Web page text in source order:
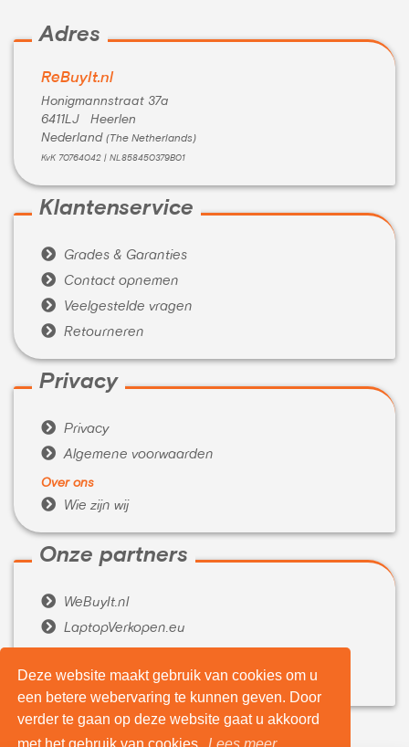
Deze website maakt gebruik van cookies om u
een betere webervaring te kunnen geven. Door
verder te gaan op deze website gaat u akkoord
Adres
ReBuyIt.nl
Honigmannstraat 37a
6411LJ Heerlen
Nederland (The Netherlands)
KvK 70764042 | NL858450379B01
Klantenservice
 Grades & Garanties
 Contact opnemen
 Veelgestelde vragen
 Retourneren
Privacy
 Privacy
 Algemene voorwaarden
Over ons
 Wie zijn wij
Onze partners
 WeBuyIt.nl
 LaptopVerkopen.eu
